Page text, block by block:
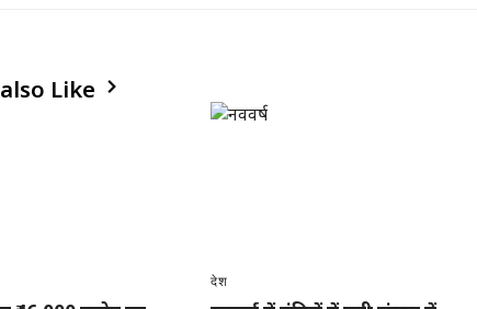
Like
देश